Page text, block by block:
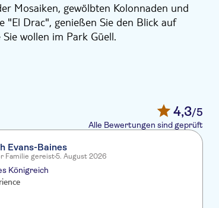
Mosaiken, gewölbten Kolonnaden und
"El Drac", genießen Sie den Blick auf
wollen im Park Güell.
4,3/5
Alle Bewertungen sind geprüft
Evans-Baines
Familie gereist5. August 2026
Königreich